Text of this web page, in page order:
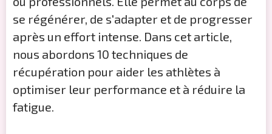
se régénérer, de s'adapter et de progresser
après un effort intense. Dans cet article,
nous abordons 10 techniques de
récupération pour aider les athlètes à
optimiser leur performance et à réduire la
fatigue.